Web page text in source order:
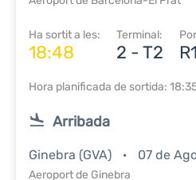
Ha sortit a les:
18:48
Terminal:
2 - T2
Hora planificada de sortida:
Arribada
Ginebra (GVA) 07 de
Aeroport de Ginebra